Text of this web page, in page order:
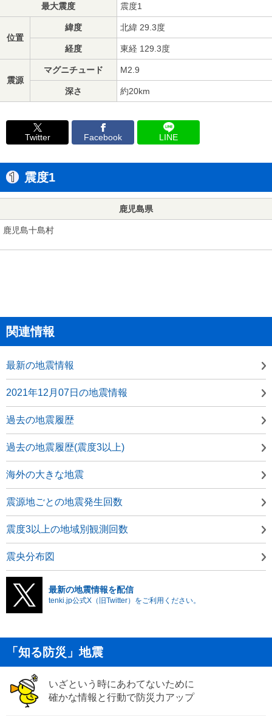
最大震度 震度1
位置
緯度 北緯 29.3度
経度 東経 129.3度
震源
マグニチュード M2.9
深さ 約20km
Twitter Facebook LINE
震度1
鹿児島県
鹿児島十島村
関連情報
最新の地震情報
2021年12月07日の地震情報
過去の地震履歴
過去の地震履歴(震度3以上)
海外の大きな地震
震源地ごとの地震発生回数
震度3以上の地域別観測回数
震央分布図
最新の地震情報を配信
tenki.jp公式X（旧Twitter）をご利用ください。
「知る防災」地震
いざという時にあわてないために
確かな情報と行動で防災力アップ